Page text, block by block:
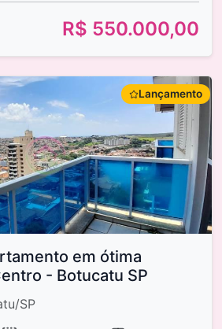
R$ 550.000,00
Lançamento
em ótima
- Botucatu SP
SP